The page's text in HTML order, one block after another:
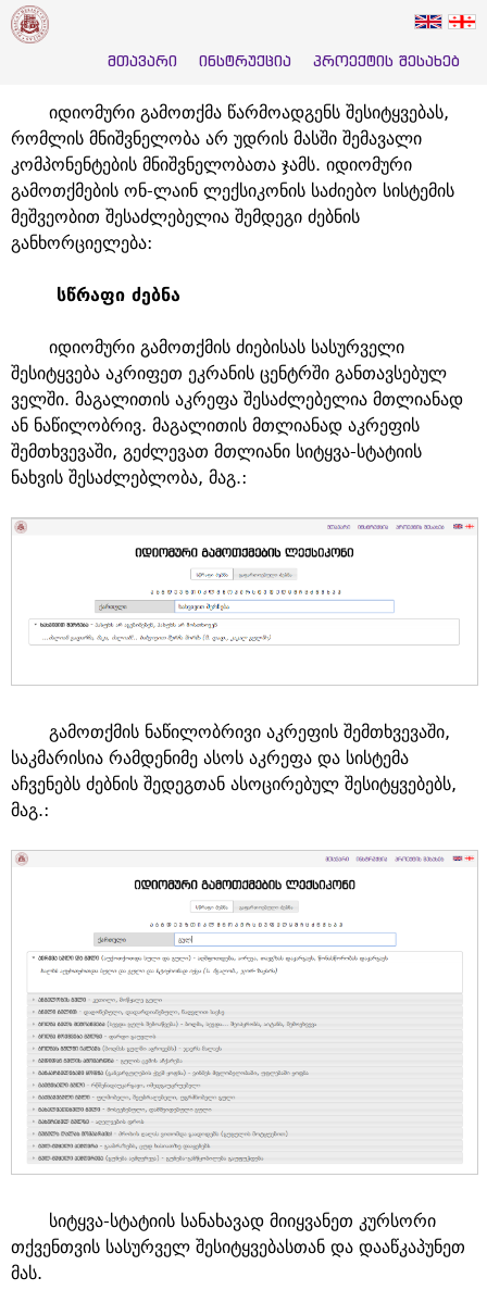
ᲛᲗᲐᲕᲐᲠᲘ ᲘᲜᲡᲢᲠᲣᲥᲪᲘᲐ ᲞᲠᲝᲔᲥᲢᲘᲡ ᲨᲔᲡᲐᲮᲔᲑ
ᲘᲜᲡᲢᲠᲣᲥᲪᲘᲐ
იდიომური გამოთქმა წარმოადგენს შესიტყვებას,
რომლის მნიშვნელობა არ უდრის მასში შემავალი
კომპონენტების მნიშვნელობათა ჯამს. იდიომური
გამოთქმების ონ-ლაინ ლექსიკონის საძიებო სისტემის
მეშვეობით შესაძლებელია შემდეგი ძებნის
განხორციელება:
სწრაფი ძებნა
იდიომური გამოთქმის ძიებისას სასურველი
შესიტყვება აკრიფეთ ეკრანის ცენტრში განთავსებულ
ველში. მაგალითის აკრეფა შესაძლებელია მთლიანად
ან ნაწილობრივ. მაგალითის მთლიანად აკრეფის
შემთხვევაში, გეძლევათ მთლიანი სიტყვა-სტატიის
ნახვის შესაძლებლობა, მაგ.:
გამოთქმის ნაწილობრივი აკრეფის შემთხვევაში,
საკმარისია რამდენიმე ასოს აკრეფა და სისტემა
აჩვენებს ძებნის შედეგთან ასოცირებულ შესიტყვებებს,
მაგ.:
სიტყვა-სტატიის სანახავად მიიყვანეთ კურსორი
თქვენთვის სასურველ შესიტყვებასთან და დააწკაპუნეთ
მას.